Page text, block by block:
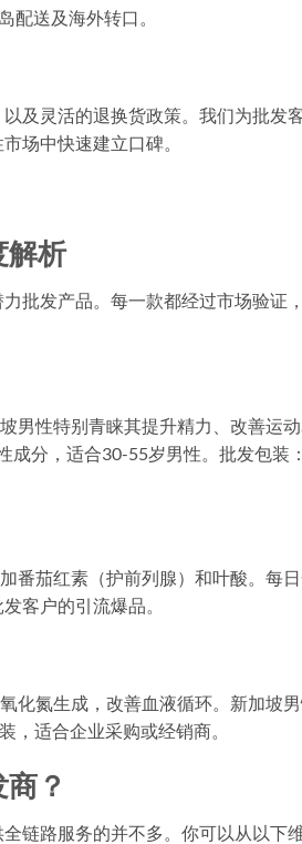
配送及海外转口。
及灵活的退换货政策。我们为批发
场中快速建立口碑。
解析
批发产品。每一款都经过市场验证
男性特别青睐其提升精力、改善运
成分，适合30-55岁男性。批发包装
番茄红素（护前列腺）和叶酸。每
客户的引流爆品。
化氮生成，改善血液循环。新加坡
，适合企业采购或经销商。
？
全链路服务的并不多。你可以从以下